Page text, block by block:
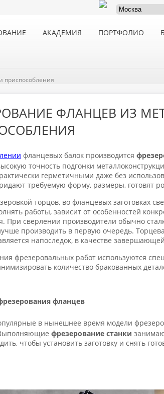
АКАДЕМИЯ ПОРТФОЛИО
приспособления
ФЛАНЦЕВ ИЗ
фланцевых балок производится
точность подгонки
герметичными даже без
требуемую форму, размеры, готовят
торцов, во фланцевых заготовках
работы, зависит от особенностей
При сверлении производители обычно
производить в первую очередь.
напоследок, в качестве
фрезеровальных работ используются
количество бракованных
фланцев
в нынешнее время модели
фрезерование станки
чтобы установить заготовку и снять